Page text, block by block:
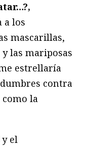
a los
mascarillas,
las mariposas
estrellaría
contra
como la
el